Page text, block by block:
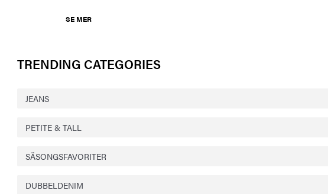
SE MER
TRENDING CATEGORIES
JEANS
PETITE & TALL
SÄSONGSFAVORITER
DUBBELDENIM